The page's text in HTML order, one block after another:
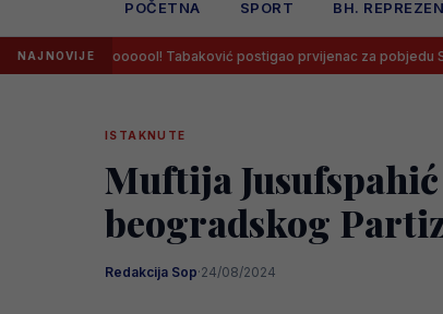
POČETNA SPORT BH.
NAJNOVIJETabaković postigao prvijenac za pobjedu Salzburga!
ISTAKNUTE
Muftija
beogradskog
Redakcija Sop·24/08/2024